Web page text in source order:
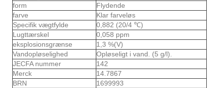
form
Flydende
farve
Klar farveløs
Specifik vægtfylde
0,882 (20/4 ℃)
Lugttærskel
0,058 ppm
eksplosionsgrænse
1,3 %(V)
Vandopløselighed
Opløseligt i vand. (5 g/l).
JECFA nummer
142
Merck
14.7867
BRN
1699993